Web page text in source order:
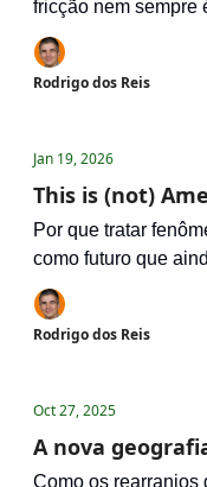
fricção nem sempre
Rodrigo dos Reis
Jan 19, 2026
This is (not)
Por que tratar
como futuro que
grande burrada
Rodrigo dos Reis
Oct 27, 2025
A nova
Como os rearranjos